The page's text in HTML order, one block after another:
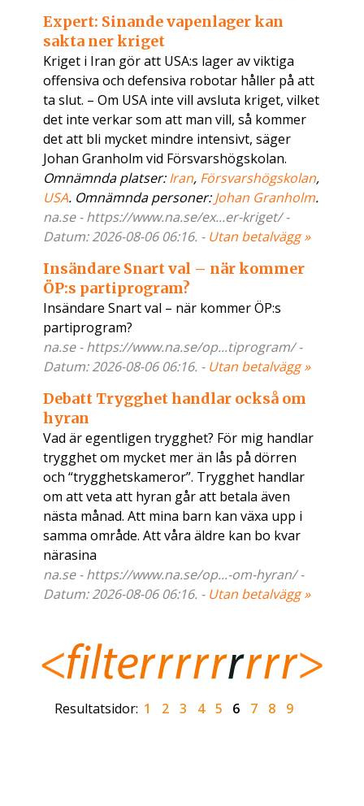
Expert: Sinande vapenlager kan
sakta ner kriget
Kriget i Iran gör att USA:s lager av viktiga
offensiva och defensiva robotar håller på att
ta slut. – Om USA inte vill avsluta kriget, vilket
det inte verkar som att man vill, så kommer
det att bli mycket mindre intensivt, säger
Johan Granholm vid Försvarshögskolan.
Omnämnda platser:Iran, Försvarshögskolan,
USA. Omnämnda personer:Johan Granholm.
na.se - https://www.na.se/ex...er-kriget/ -
Datum: 2026-08-06 06:16. - Utan betalvägg »
Insändare Snart val – när kommer
ÖP:s partiprogram?
Insändare Snart val – när kommer ÖP:s
partiprogram?
na.se - https://www.na.se/op...tiprogram/ -
Datum: 2026-08-06 06:16. - Utan betalvägg »
Debatt Trygghet handlar också om
hyran
Vad är egentligen trygghet? För mig handlar
trygghet om mycket mer än lås på dörren
och “trygghetskameror”. Trygghet handlar
om att veta att hyran går att betala även
nästa månad. Att mina barn kan växa upp i
samma område. Att våra äldre kan bo kvar
närasina
na.se - https://www.na.se/op...-om-hyran/ -
Datum: 2026-08-06 06:16. - Utan betalvägg »
Resultatsidor: 1 2 3 4 5 6 7 8 9